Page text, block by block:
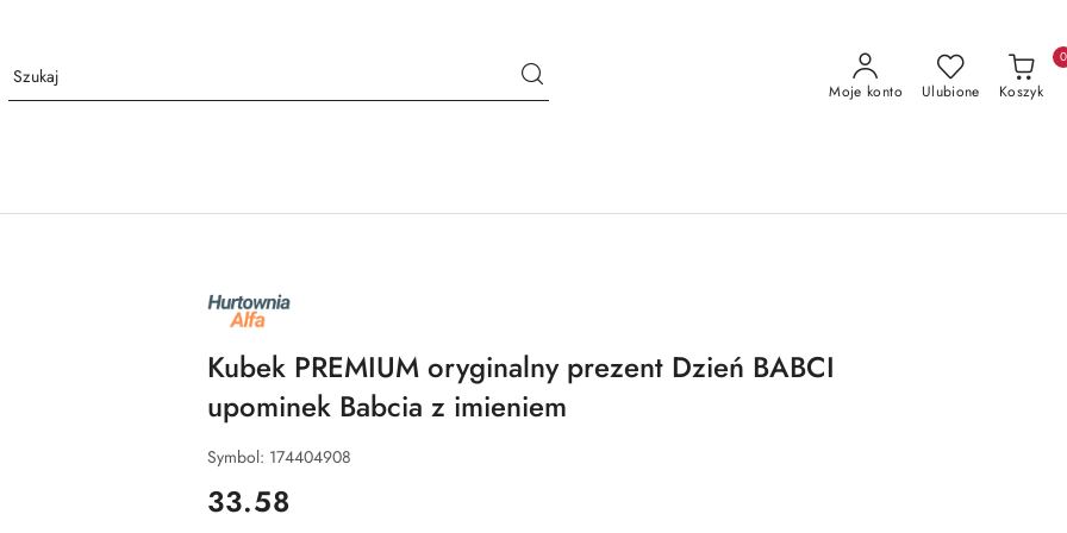
Moje konto Ulubione Koszyk
0
NAZWA
PRODUCENTA:
ALFA
Kubek PREMIUM oryginalny prezent Dzień BABCI
upominek Babcia z imieniem
Symbol: 174404908
cena:
33.58